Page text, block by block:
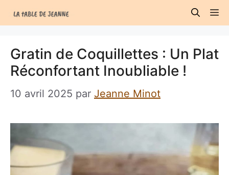
au
Gratin de Coquillettes : Un Plat
Réconfortant Inoubliable !
10 avril 2025 par Jeanne Minot